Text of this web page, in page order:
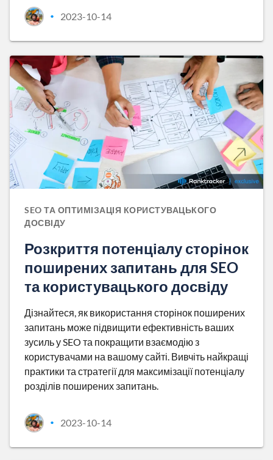
• 2023-10-14
SEO ТА ОПТИМІЗАЦІЯ КОРИСТУВАЦЬКОГО
ДОСВІДУ
Розкриття потенціалу сторінок
поширених запитань для SEO
та користувацького досвіду
Дізнайтеся, як використання сторінок поширених
запитань може підвищити ефективність ваших
зусиль у SEO та покращити взаємодію з
користувачами на вашому сайті. Вивчіть найкращі
практики та стратегії для максимізації потенціалу
розділів поширених запитань.
• 2023-10-14